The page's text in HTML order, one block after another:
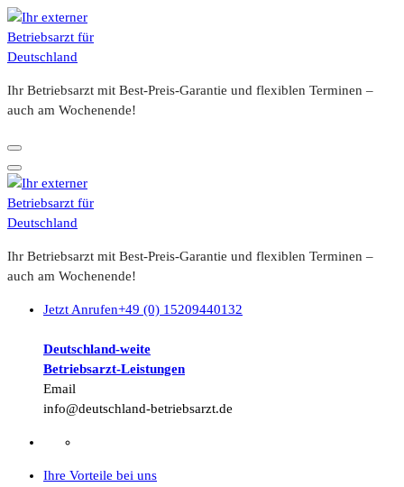
Zum
Inhalt
springen
Ihr Betriebsarzt mit Best-Preis-Garantie und flexiblen Terminen –
auch am Wochenende!
Ihr Betriebsarzt mit Best-Preis-Garantie und flexiblen Terminen –
auch am Wochenende!
Jetzt Anrufen+49 (0) 15209440132
Deutschland-weite
Betriebsarzt-Leistungen
Email
info@deutschland-betriebsarzt.de
Ihre Vorteile bei uns